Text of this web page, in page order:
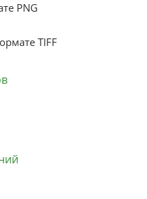
PNG
TIFF